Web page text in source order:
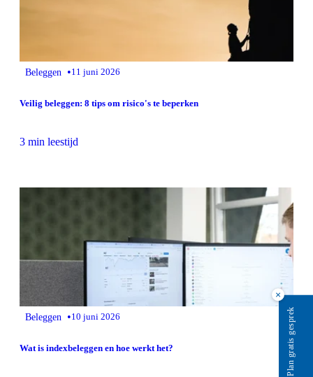
Beleggen •11 juni 2026
Veilig beleggen: 8 tips om risico's te beperken
3 min leestijd
Beleggen •10 juni 2026
Wat is indexbeleggen en hoe werkt het?
×
Plan gratis gesprek